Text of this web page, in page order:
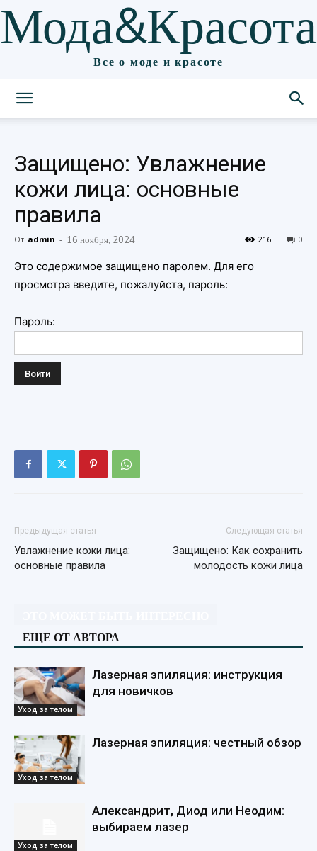
Мода&Красота
Все о моде и красоте
Защищено: Увлажнение
кожи лица: основные
правила
От admin - 16 ноября, 2024 0
216
Это содержимое защищено паролем. Для его
просмотра введите, пожалуйста, пароль:
Пароль:
Предыдущая статья
Увлажнение кожи лица:
основные правила
Следующая статья
Защищено: Как сохранить
молодость кожи лица
ЕЩЕ ОТ АВТОРА
Уход за телом
Лазерная эпиляция: инструкция
для новичков
Уход за телом
Лазерная эпиляция: честный обзор
Уход за телом
Александрит, Диод или Неодим:
выбираем лазер